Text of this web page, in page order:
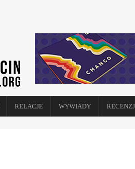
RELACJE WYWIADY